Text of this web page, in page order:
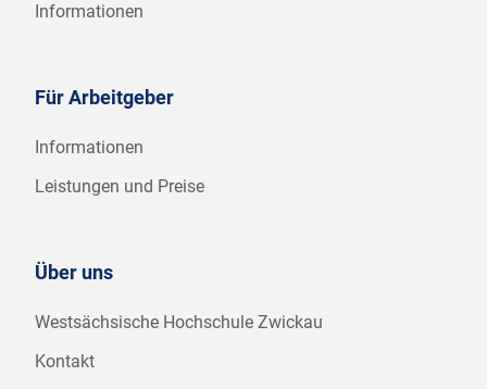
Informationen
Für Arbeitgeber
Informationen
Leistungen und Preise
Über uns
Westsächsische Hochschule Zwickau
Kontakt